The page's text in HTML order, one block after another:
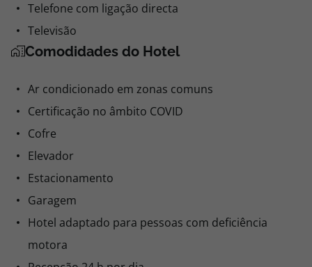
Telefone com ligação directa
Televisão
Comodidades do Hotel
Ar condicionado em zonas comuns
Certificação no âmbito COVID
Cofre
Elevador
Estacionamento
Garagem
Hotel adaptado para pessoas com deficiência
motora